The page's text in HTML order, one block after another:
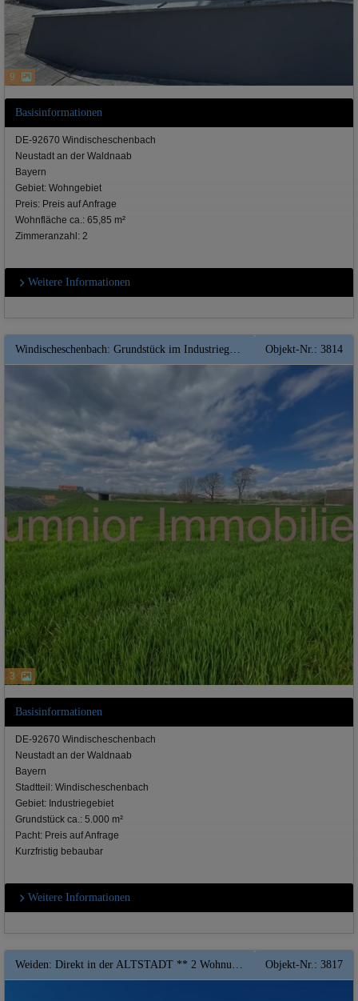
9
Basisinformationen
DE-92670 Windischeschenbach
Neustadt an der Waldnaab
Bayern
Gebiet: Wohngebiet
Preis: Preis auf Anfrage
Wohnfläche ca.: 65,85 m²
Zimmeranzahl: 2
Weitere Informationen
Windischeschenbach: Grundstück im Industriegebiet in direkter Autobahnnähe ** Top ** Teilfläche Objekt-Nr.: 3814
3
Basisinformationen
DE-92670 Windischeschenbach
Neustadt an der Waldnaab
Bayern
Stadtteil: Windischeschenbach
Gebiet: Industriegebiet
Grundstück ca.: 5.000 m²
Pacht: Preis auf Anfrage
Kurzfristig bebaubar
Weitere Informationen
Weiden: Direkt in der ALTSTADT ** 2 Wohnungen plus Verkaufsfläche in Top Lage ** PV** City Objekt-Nr.: 3817